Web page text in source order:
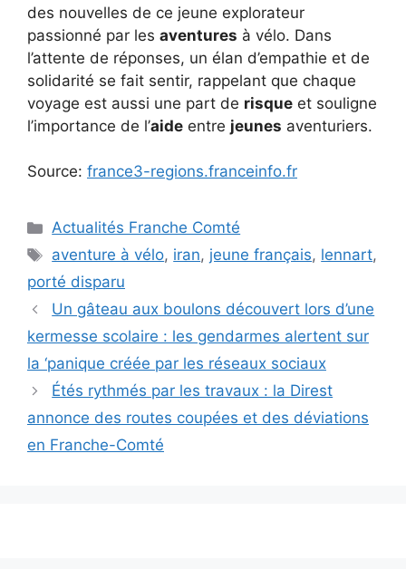
des nouvelles de ce jeune explorateur
passionné par les aventures à vélo. Dans
l’attente de réponses, un élan d’empathie et de
solidarité se fait sentir, rappelant que chaque
voyage est aussi une part de risque et souligne
l’importance de l’aide entre jeunes aventuriers.
Source: france3-regions.franceinfo.fr
Catégories
Actualités Franche Comté
Étiquettes
aventure à vélo, iran, jeune français, lennart,
porté disparu
Un gâteau aux boulons découvert lors d’une
kermesse scolaire : les gendarmes alertent sur
la ‘panique créée par les réseaux sociaux
Étés rythmés par les travaux : la Direst
annonce des routes coupées et des déviations
en Franche-Comté